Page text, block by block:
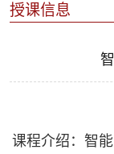
授课信息
课程介绍：智